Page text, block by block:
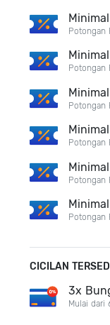
Potongan
Potongan
Potongan
Potongan
Potongan
Potongan
CICILAN
3x
Mulai dari